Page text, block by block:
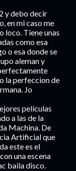
y debo decir
en mi caso me
loco. Tiene unas
como esa
o esa donde se
aleman y
la perfeccion de
Jo
películas
a las de la
Machina. De
Artificial que
este es el
una escena
baila disco.